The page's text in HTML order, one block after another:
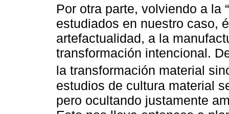
Por otra parte, volviendo a la
estudiados en nuestro caso,
artefactualidad, a la
transformación intencional.
la transformación material
estudios de cultura material
pero ocultando justamente